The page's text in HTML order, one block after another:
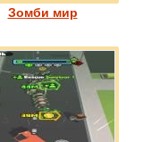
Зомби мир